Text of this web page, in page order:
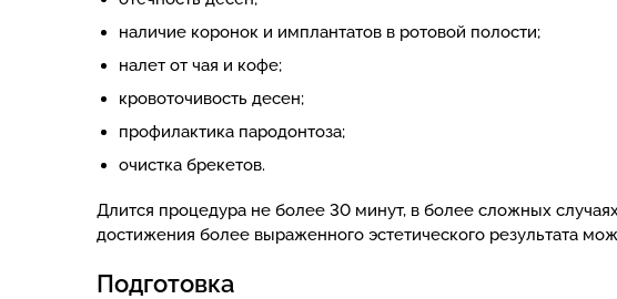
наличие коронок и имплантатов в ротовой полости;
налет от чая и кофе;
кровоточивость десен;
профилактика пародонтоза;
очистка брекетов.
Длится процедура не более 30 минут, в более сложных
достижения более выраженного эстетического результата
Подготовка